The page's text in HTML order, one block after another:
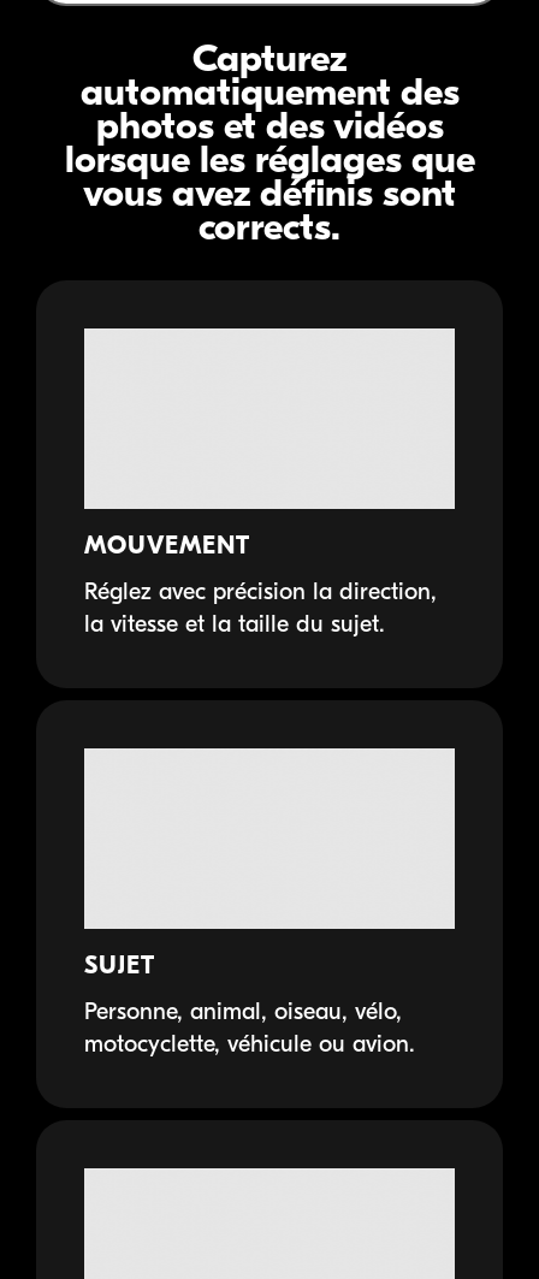
Capturez
automatiquement des
photos et des vidéos
lorsque les réglages que
vous avez définis sont
corrects.
MOUVEMENT
Réglez avec précision la direction,
la vitesse et la taille du sujet.
SUJET
Personne, animal, oiseau, vélo,
motocyclette, véhicule ou avion.